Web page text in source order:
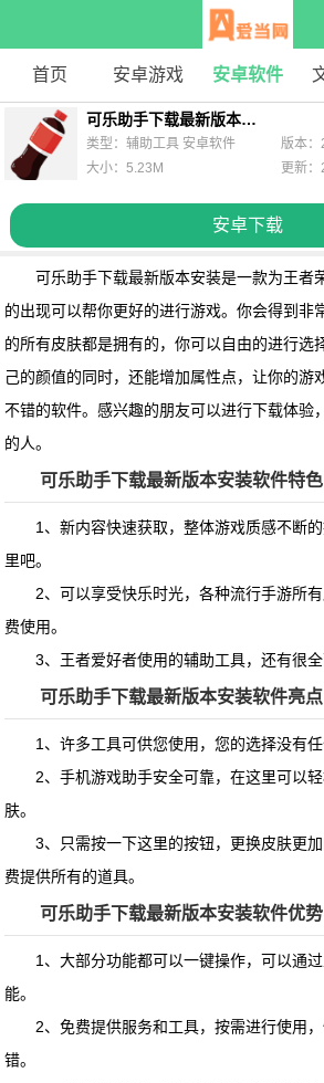
首页 安卓游戏 安卓软件
可乐助手下载最新版本安装
安卓下载
类型：辅助工具 安卓软件
版本：
大小：5.23M
更新
可乐助手下载最新版本安装是一款为王者
的出现可以帮你更好的进行游戏。你会得到非
的所有皮肤都是拥有的，你可以自由的进行选
己的颜值的同时，还能增加属性点，让你的游
不错的软件。感兴趣的朋友可以进行下载体验
的人。
可乐助手下载最新版本安装软件特色
1、新内容快速获取，整体游戏质感不断的
里吧。
2、可以享受快乐时光，各种流行手游所有
费使用。
3、王者爱好者使用的辅助工具，还有很全
可乐助手下载最新版本安装软件亮点
1、许多工具可供您使用，您的选择没有任
2、手机游戏助手安全可靠，在这里可以轻
肤。
3、只需按一下这里的按钮，更换皮肤更加
费提供所有的道具。
可乐助手下载最新版本安装软件优势
1、大部分功能都可以一键操作，可以通过
能。
2、免费提供服务和工具，按需进行使用，
错。